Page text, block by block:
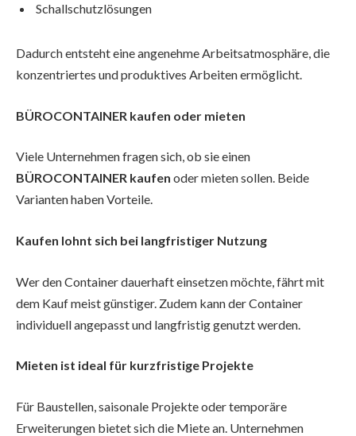
Schallschutzlösungen
Dadurch entsteht eine angenehme Arbeitsatmosphäre, die
konzentriertes und produktives Arbeiten ermöglicht.
BÜROCONTAINER kaufen oder mieten
Viele Unternehmen fragen sich, ob sie einen
BÜROCONTAINER kaufen oder mieten sollen. Beide
Varianten haben Vorteile.
Kaufen lohnt sich bei langfristiger Nutzung
Wer den Container dauerhaft einsetzen möchte, fährt mit
dem Kauf meist günstiger. Zudem kann der Container
individuell angepasst und langfristig genutzt werden.
Mieten ist ideal für kurzfristige Projekte
Für Baustellen, saisonale Projekte oder temporäre
Erweiterungen bietet sich die Miete an. Unternehmen